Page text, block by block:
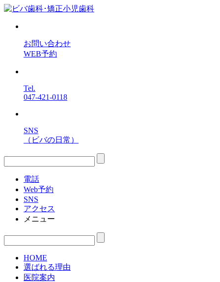
お問い合わせ
WEB予約
Tel.
047-421-0118
SNS
（ビバの日常）
電話
Web予約
SNS
アクセス
メニュー
HOME
選ばれる理由
医院案内